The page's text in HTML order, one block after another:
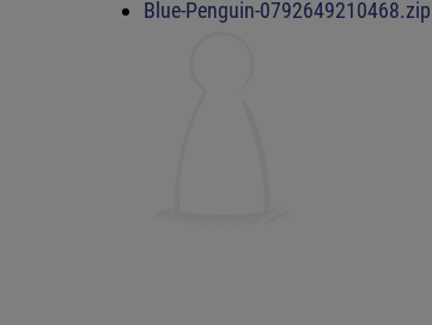
Blue-Penguin-0792649210468.zip